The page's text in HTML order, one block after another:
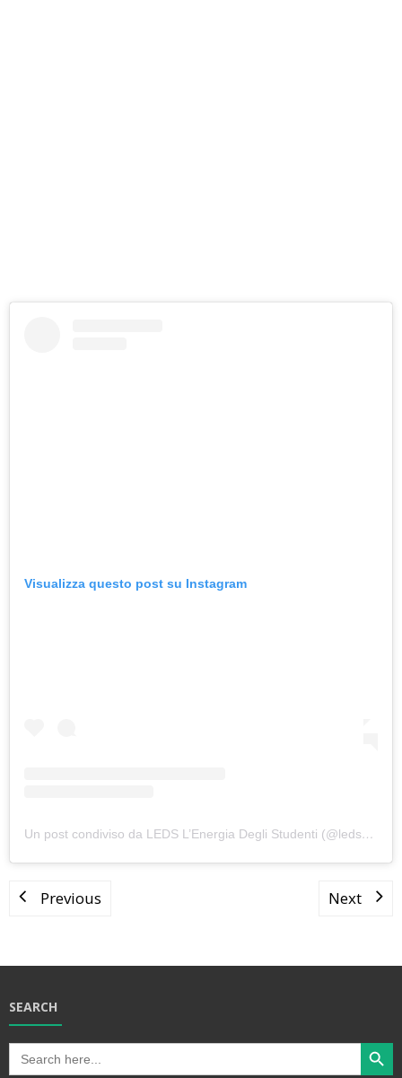
Visualizza questo post su Instagram
Un post condiviso da LEDS L’Energia Degli Studenti (@ledspadova)
Previous Next
SEARCH
Search
for:
Search